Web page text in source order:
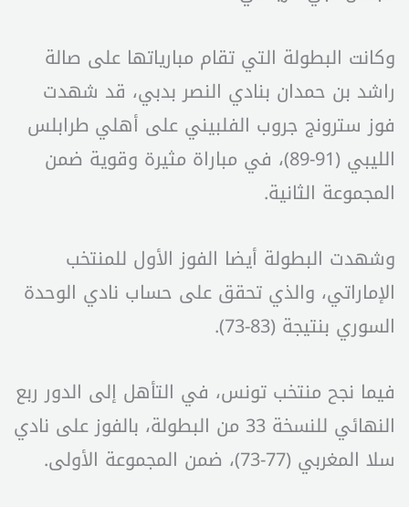
وكانت البطولة التي تقام مبارياتها على صالة
راشد بن حمدان بنادي النصر بدبي، قد شهدت
فوز سترونج جروب الفلبيني على أهلي طرابلس
الليبي (91-89)، في مباراة مثيرة وقوية ضمن
المجموعة الثانية.
وشهدت البطولة أيضا الفوز الأول للمنتخب
الإماراتي، والذي تحقق على حساب نادي الوحدة
السوري بنتيجة (83-73).
فيما نجح منتخب تونس، في التأهل إلى الدور ربع
النهائي للنسخة 33 من البطولة، بالفوز على نادي
سلا المغربي (77-73)، ضمن المجموعة الأولى.